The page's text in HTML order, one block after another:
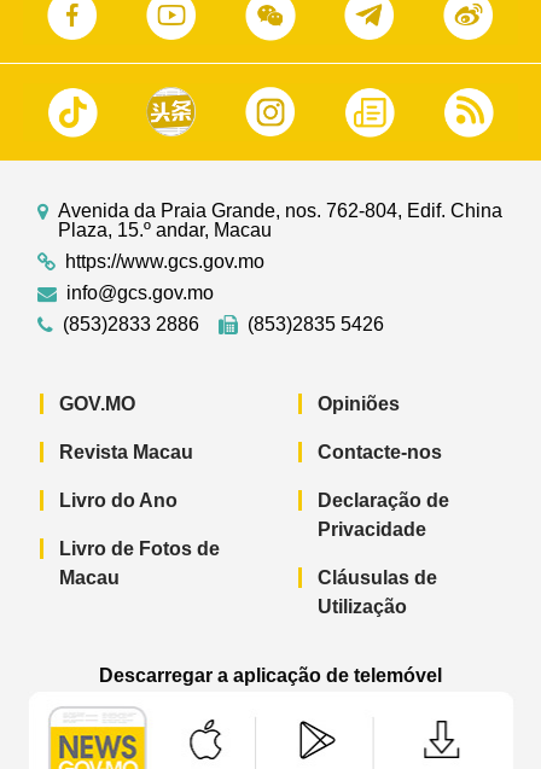
Avenida da Praia Grande, nos. 762-804, Edif. China
Plaza, 15.º andar, Macau
https://www.gcs.gov.mo
info@gcs.gov.mo
(853)2833 2886
(853)2835 5426
GOV.MO
Revista Macau
Livro do Ano
Livro de Fotos de
Macau
Opiniões
Contacte-nos
Declaração de
Privacidade
Cláusulas de
Utilização
Descarregar a aplicação de telemóvel